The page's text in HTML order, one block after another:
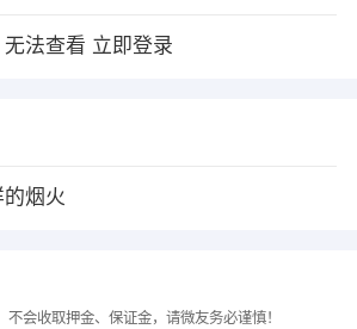
法查看 立即登录
烟火
会收取押金、保证金，请微友务必谨慎！